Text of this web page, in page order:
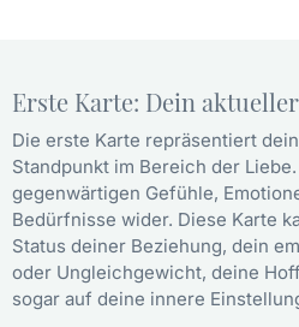
Erste Karte: Dein
Die erste Karte repräsentiert
Standpunkt im Bereich der
gegenwärtigen Gefühle,
Bedürfnisse wider. Diese Karte
Status deiner Beziehung, dein
oder Ungleichgewicht, deine
sogar auf deine innere